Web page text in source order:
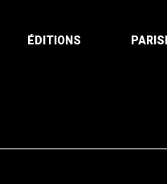
ÉDITIONS